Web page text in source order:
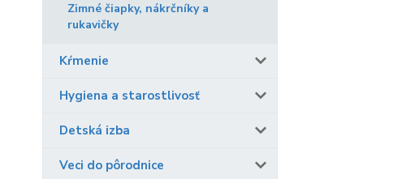
Zimné čiapky, nákrčníky a
rukavičky
Kŕmenie
Hygiena a starostlivosť
Detská izba
Veci do pôrodnice